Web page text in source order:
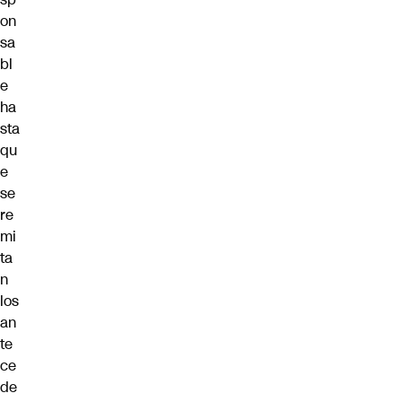
on
sa
bl
e
ha
sta
qu
e
se
re
mi
ta
n
los
an
te
ce
de